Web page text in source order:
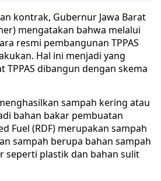
kontrak, Gubernur Jawa Barat
mengatakan bahwa melalui
resmi pembangunan TPPAS
Hal ini menjadi yang
TPPAS dibangun dengan skema
sampah kering atau
bahan bakar pembuatan
Fuel (RDF) merupakan sampah
sampah berupa bahan sampah
seperti plastik dan bahan sulit